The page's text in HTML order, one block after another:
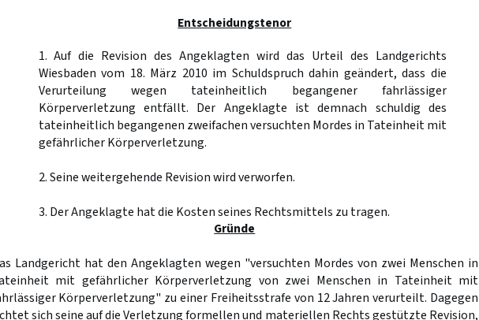
Entscheidungstenor
1. Auf die Revision des Angeklagten wird das Urteil des Landgerichts
Wiesbaden vom 18. März 2010 im Schuldspruch dahin geändert, dass die
Verurteilung wegen tateinheitlich begangener fahrlässiger
Körperverletzung entfällt. Der Angeklagte ist demnach schuldig des
tateinheitlich begangenen zweifachen versuchten Mordes in Tateinheit mit
gefährlicher Körperverletzung.
2. Seine weitergehende Revision wird verworfen.
3. Der Angeklagte hat die Kosten seines Rechtsmittels zu tragen.
Gründe
Landgericht hat den Angeklagten wegen "versuchten Mordes von zwei Menschen in
mit gefährlicher Körperverletzung von zwei Menschen in Tateinheit mit
Körperverletzung" zu einer Freiheitsstrafe von 12 Jahren verurteilt. Dagegen
sich seine auf die Verletzung formellen und materiellen Rechts gestützte Revision,